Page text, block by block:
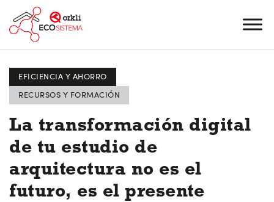
EFICIENCIA Y AHORRO
RECURSOS Y FORMACIÓN
La transformación digital
de tu estudio de
arquitectura no es el
futuro, es el presente